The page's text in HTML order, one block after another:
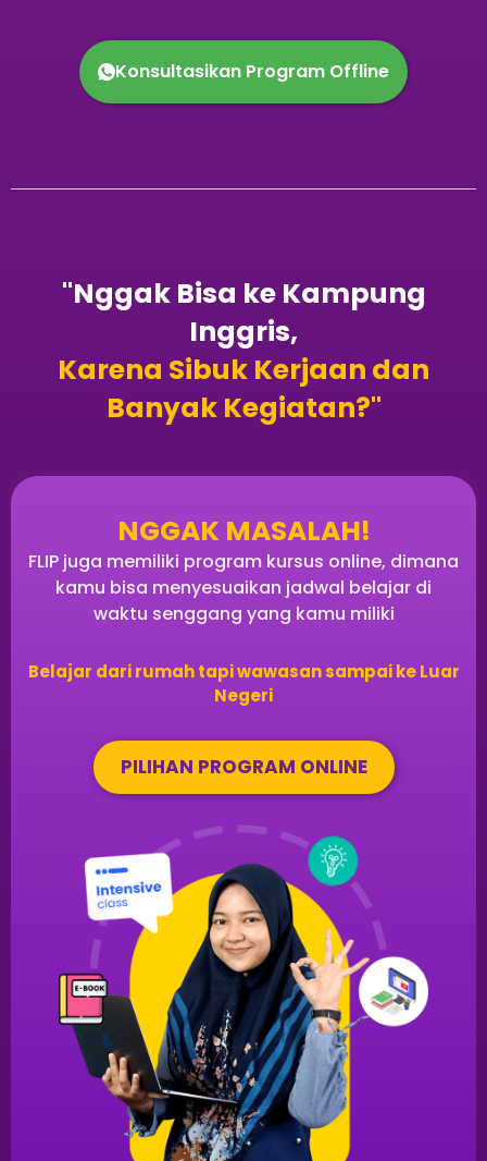
Konsultasikan Program Offline
"Nggak Bisa ke Kampung
Inggris,
Karena Sibuk Kerjaan dan
Banyak Kegiatan?"
NGGAK MASALAH!
FLIP juga memiliki program kursus online, dimana
kamu bisa menyesuaikan jadwal belajar di
waktu senggang yang kamu miliki
Belajar dari rumah tapi wawasan sampai ke Luar
Negeri
PILIHAN PROGRAM ONLINE